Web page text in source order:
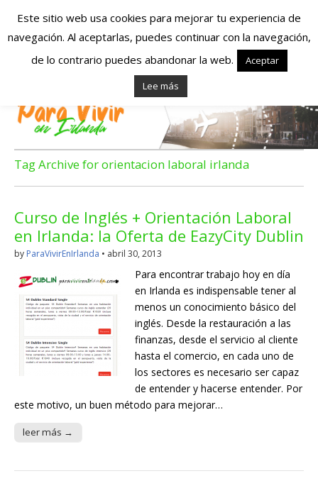
Españoles en
Irlanda – Vivir en
Irlanda – Trabajo
en Irlanda –
Alojamiento en
Irlanda
Blog dedicado a los que viven, estudian y trabajan en
Irlanda!
Tag Archive for orientacion laboral irlanda
Curso de Inglés + Orientación Laboral
en Irlanda: la Oferta de EazyCity Dublin
by ParaVivirEnIrlanda • abril 30, 2013
Para encontrar trabajo hoy en día
en Irlanda es indispensable tener al
menos un conocimiento básico del
inglés. Desde la restauración a las
finanzas, desde el servicio al cliente
hasta el comercio, en cada uno de
los sectores es necesario ser capaz
de entender y hacerse entender. Por
este motivo, un buen método para mejorar…
leer más →
Este sitio web usa cookies para mejorar tu experiencia de
navegación. Al aceptarlas, puedes continuar con la navegación,
de lo contrario puedes abandonar la web.
Aceptar
Lee más